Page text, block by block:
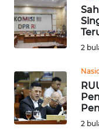
2
2
INTERNASIONAL
PENDIDIKAN
OLAHRAGA